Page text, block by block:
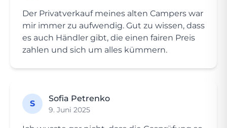
Der Privatverkauf meines alten Campers war
mir immer zu aufwendig. Gut zu wissen, dass
es auch Händler gibt, die einen fairen Preis
zahlen und sich um alles kümmern.
S
Sofia Petrenko
9. Juni 2025